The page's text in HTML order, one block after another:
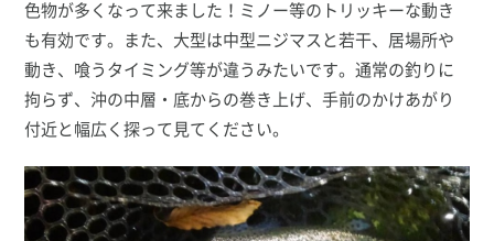
色物が多くなって来ました！ミノー等のトリッキーな動き
も有効です。また、大型は中型ニジマスと若干、居場所や
動き、喰うタイミング等が違うみたいです。通常の釣りに
拘らず、沖の中層・底からの巻き上げ、手前のかけあがり
付近と幅広く探って見てください。